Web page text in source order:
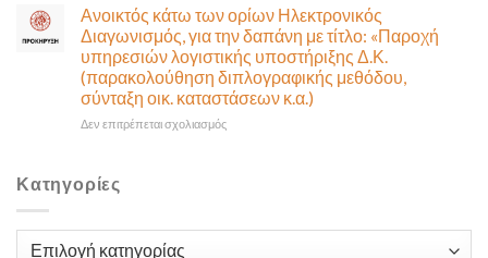
αίθουσα
Δημοτικού
Συμβουλίου)
&
με
τηλεδιάσκεψη
(μικτή
&
σχολικού
κυλικείου
του
1ου
Δημοτικού
Καλλιθέας
προκήρυξης
διαγωνισμού
για
την
εκμίσθωση
του
σχολικού
Ανοικτός κάτω των ορίων Ηλεκτρονικός
Διαγωνισμός, για την δαπάνη με τίτλο: «Παροχή
υπηρεσιών λογιστικής υποστήριξης Δ.Κ.
(παρακολούθηση διπλογραφικής μεθόδου,
σύνταξη οικ. καταστάσεων κ.α.)
Δεν επιτρέπεται σχολιασμόςστο
Διαγωνισμός,
Κατηγορίες
Κατηγορίες